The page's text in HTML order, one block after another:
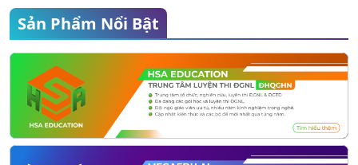
Sản Phẩm Nổi Bật